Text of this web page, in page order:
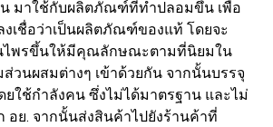
มาใช้กับผลิตภัณฑ์ที่ทำปลอมขึ้น เพื่อ
เชื่อว่าเป็นผลิตภัณฑ์ของแท้ โดยจะ
พรขึ้นให้มีคุณลักษณะตามที่นิยมใน
วนผสมต่างๆ เข้าด้วยกัน จากนั้นบรรจุ
ใช้กำลังคน ซึ่งไม่ได้มาตรฐาน และไม่
อย. จากนั้นส่งสินค้าไปยังร้านค้าที่